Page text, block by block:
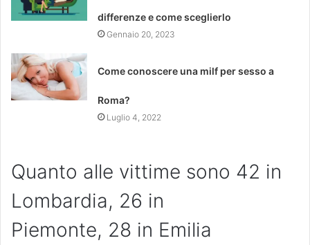
differenze e come sceglierlo
Gennaio 20, 2023
Come conoscere una milf per sesso a
Roma?
Luglio 4, 2022
Quanto alle vittime sono 42 in
Lombardia, 26 in
Piemonte, 28 in Emilia